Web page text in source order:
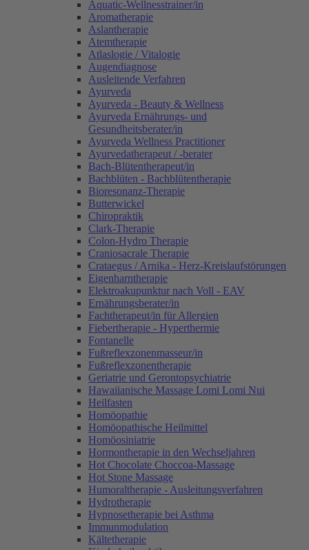
Aquatic-Wellnesstrainer/in
Aromatherapie
Aslantherapie
Atemtherapie
Atlaslogie / Vitalogie
Augendiagnose
Ausleitende Verfahren
Ayurveda
Ayurveda - Beauty & Wellness
Ayurveda Ernährungs- und
Gesundheitsberater/in
Ayurveda Wellness Practitioner
Ayurvedatherapeut / -berater
Bach-Blütentherapeut/in
Bachblüten - Bachblütentherapie
Bioresonanz-Therapie
Butterwickel
Chiropraktik
Clark-Therapie
Colon-Hydro Therapie
Craniosacrale Therapie
Crataegus / Arnika - Herz-Kreislaufstörungen
Eigenharntherapie
Elektroakupunktur nach Voll - EAV
Ernährungsberater/in
Fachtherapeut/in für Allergien
Fiebertherapie - Hyperthermie
Fontanelle
Fußreflexzonenmasseur/in
Fußreflexzonentherapie
Geriatrie und Gerontopsychiatrie
Hawaiianische Massage Lomi Lomi Nui
Heilfasten
Homöopathie
Homöopathische Heilmittel
Homöosiniatrie
Hormontherapie in den Wechseljahren
Hot Chocolate Choccoa-Massage
Hot Stone Massage
Humoraltherapie - Ausleitungsverfahren
Hydrotherapie
Hypnosetherapie bei Asthma
Immunmodulation
Kältetherapie